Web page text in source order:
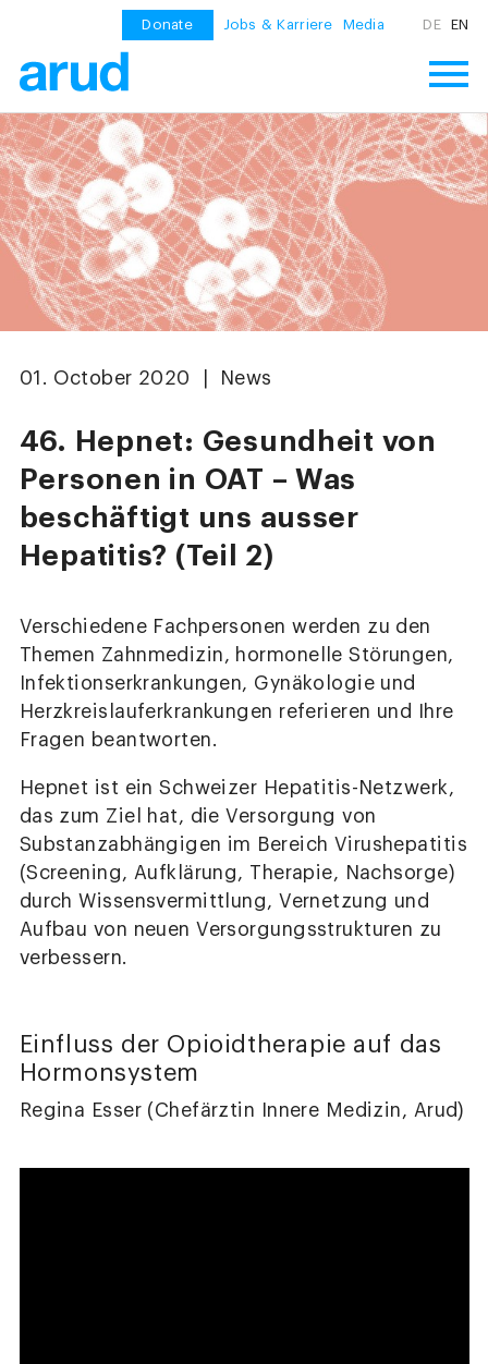
Donate Jobs & Karriere Media DE EN
01. October 2020 | News
46. Hepnet: Gesundheit von
Personen in OAT – Was
beschäftigt uns ausser
Hepatitis? (Teil 2)
Verschiedene Fachpersonen werden zu den
Themen Zahnmedizin, hormonelle Störungen,
Infektionserkrankungen, Gynäkologie und
Herzkreislauferkrankungen referieren und Ihre
Fragen beantworten.
Hepnet ist ein Schweizer Hepatitis-Netzwerk,
das zum Ziel hat, die Versorgung von
Substanzabhängigen im Bereich Virushepatitis
(Screening, Aufklärung, Therapie, Nachsorge)
durch Wissensvermittlung, Vernetzung und
Aufbau von neuen Versorgungsstrukturen zu
verbessern.
Einfluss der Opioidtherapie auf das
Hormonsystem
Regina Esser (Chefärztin Innere Medizin, Arud)